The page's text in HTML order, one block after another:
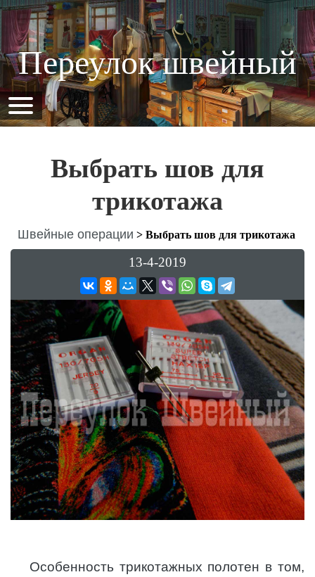
Переулок швейный
Выбрать шов для
трикотажа
Швейные операции > Выбрать шов для трикотажа
13-4-2019
Особенность трикотажных полотен в том,